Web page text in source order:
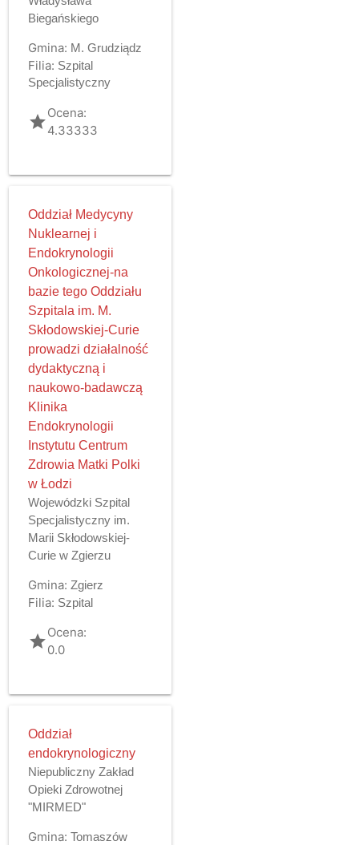
Biegańskiego
Gmina: M. Grudziądz
Filia: Szpital
Specjalistyczny
gradeOcena:
4.33333
Oddział Medycyny
Nuklearnej i
Endokrynologii
Onkologicznej-na
bazie tego Oddziału
Szpitala im. M.
Skłodowskiej-Curie
prowadzi działalność
dydaktyczną i
naukowo-badawczą
Klinika
Endokrynologii
Instytutu Centrum
Zdrowia Matki Polki
w Łodzi
Wojewódzki Szpital
Specjalistyczny im.
Marii Skłodowskiej-
Curie w Zgierzu
Gmina: Zgierz
Filia: Szpital
gradeOcena:
0.0
Oddział
endokrynologiczny
Niepubliczny Zakład
Opieki Zdrowotnej
"MIRMED"
Gmina: Tomaszów